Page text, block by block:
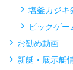
塩釜カジキ
ビックゲ
お勧め動画
新艇・展示艇